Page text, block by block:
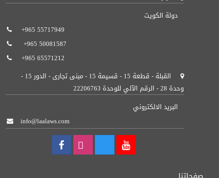
دولة الكويت
+965 55717949‬ ‬
+965 50081587‬‬ ‬
+965 65571212‬‬‬
القبلة - قطعة 15 - قسيمة 15 - مبنى تجارى - الدور 15 -
وحدة 28 - الرقم الآلي للوحدة 22206763
البريد الالكتروني
info@laalaws.com